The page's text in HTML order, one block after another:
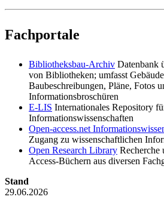
Fachportale
Bibliotheksbau-Archiv Datenbank
von Bibliotheken; umfasst
Baubeschreibungen, Pläne, Fotos
Informationsbroschüren
E-LIS Internationales Repository
Informationswissenschaften
Open-access.net
Zugang zu wissenschaftlichen
Open Research Library Recherche
Access-Büchern aus diversen
Stand
29.06.2026